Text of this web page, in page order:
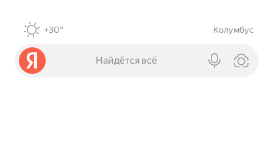
+30° Колумбус
Найдётся всё